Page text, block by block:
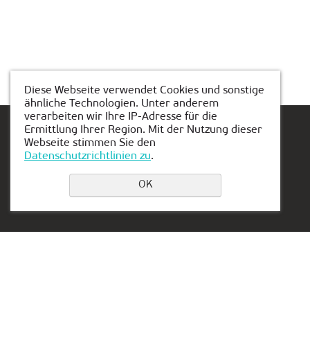
Einen Platz buchen
Diese Webseite verwendet Cookies und sonstige
ähnliche Technologien. Unter anderem
verarbeiten wir Ihre IP-Adresse für die
Ermittlung Ihrer Region. Mit der Nutzung dieser
Webseite stimmen Sie den
Datenschutzrichtlinien zu.
OK